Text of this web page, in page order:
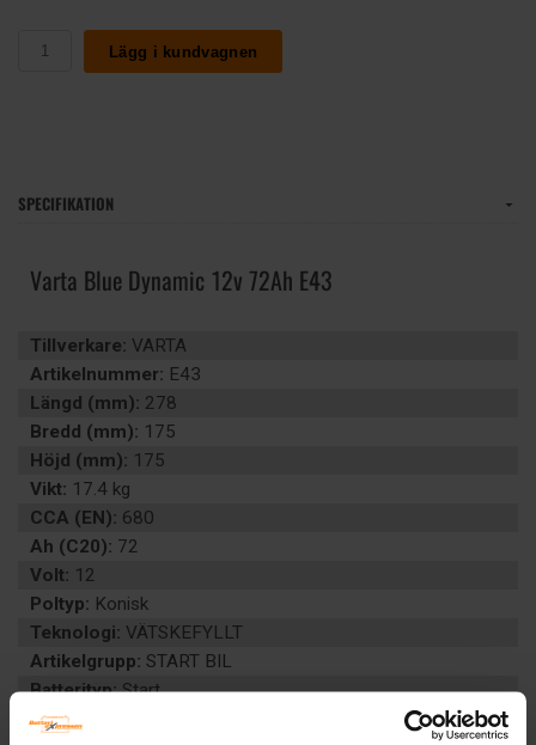
Lägg i kundvagnen
SPECIFIKATION
Varta Blue Dynamic 12v 72Ah E43
Tillverkare: VARTA
Artikelnummer: E43
Längd (mm): 278
Bredd (mm): 175
Höjd (mm): 175
Vikt: 17.4 kg
CCA (EN): 680
Ah (C20): 72
Volt: 12
Poltyp: Konisk
Teknologi: VÄTSKEFYLLT
Artikelgrupp: START BIL
Batterityp:Start
Underhållsfritt: